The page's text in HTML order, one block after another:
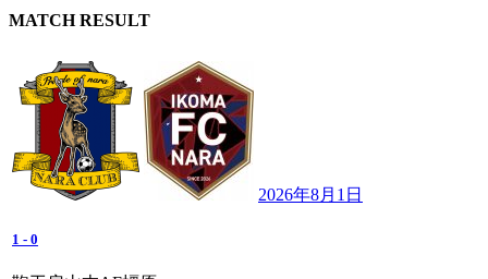
MATCH RESULT
2026年8月1日
1 - 0